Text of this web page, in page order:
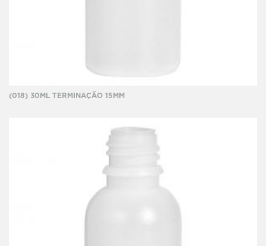
(018) 30ML TERMINAÇÃO 15MM